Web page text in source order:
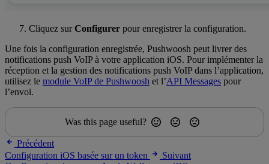
Cliquez surConfigurer pour enregistrer la configuration.
Une fois la configuration enregistrée, Pushwoosh peut livrer des
notifications push VoIP à votre application iOS. Pour implémenter la
réception et la gestion des notifications push VoIP dans l’application,
utilisez le module VoIP de Pushwoosh et l’API Messages pour
l’envoi.
Was this page useful?
Précédent
Configuration iOS basée sur un token
Suivant